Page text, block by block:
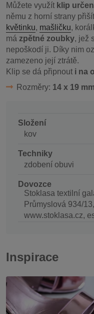
Můžete využít klip
němu z horní strany
květinku, mašličku,
má zpětné zoubky, jež
nepoškodí ji. Díky nim
zamezeno její ztrátě.
Klip se dá připnout i na
Rozměry: 14 x 19 mm
Složení
kov
Techniky
zdobení obuvi
Dovozce
Stoklasa textilní
Průmyslová 934/
www.stoklasa.cz,
Inspirace